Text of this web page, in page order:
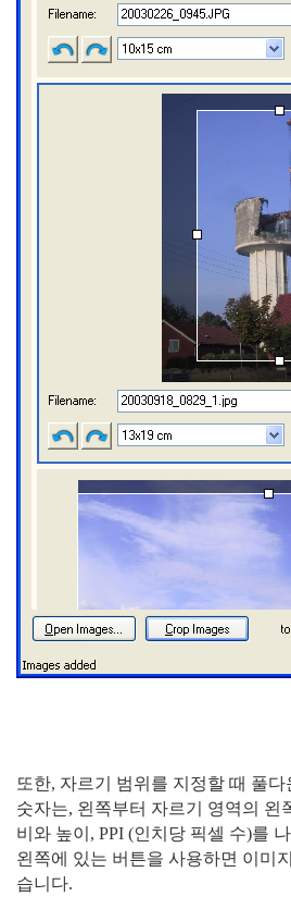
또한, 자르기 범위를 지정할 때 풀
숫자는, 왼쪽부터 자르기 영역의 왼
비와 높이, PPI (인치당 픽셀 수)를
왼쪽에 있는 버튼을 사용하면 이미
습니다.